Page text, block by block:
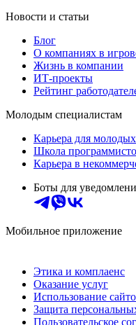
Новости и статьи
Блог
О компаниях в
Жизнь в компании
ИТ-проекты
Рейтинг
Молодым специалистам
Карьера для
Школа
Карьера в
Боты для
Мобильное приложение
Этика и комплаенс
Оказание услуг
Использование
Защита
Пользовательское